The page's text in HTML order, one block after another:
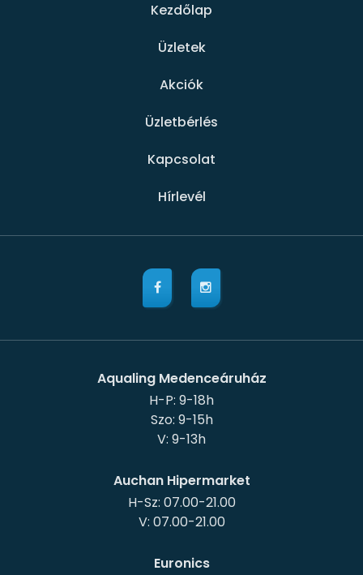
Kezdőlap
Üzletek
Akciók
Üzletbérlés
Kapcsolat
Hírlevél
Aqualing Medenceáruház
H-P: 9-18h
Szo: 9-15h
Auchan Hipermarket
H-Sz: 07.00-21.00
V: 07.00-21.00
Euronics